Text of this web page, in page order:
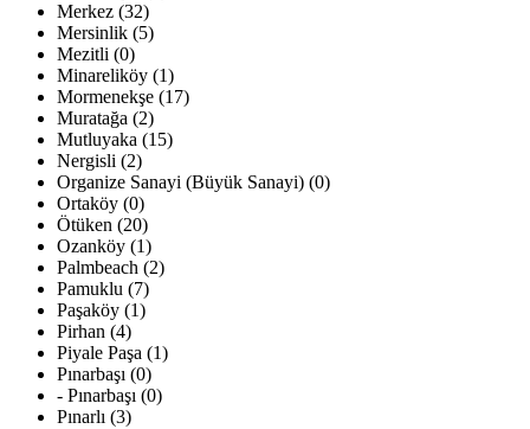
Merkez (32)
Mersinlik (5)
Mezitli (0)
Minareliköy (1)
Mormenekşe (17)
Muratağa (2)
Mutluyaka (15)
Nergisli (2)
Organize Sanayi (Büyük Sanayi) (0)
Ortaköy (0)
Ötüken (20)
Ozanköy (1)
Palmbeach (2)
Pamuklu (7)
Paşaköy (1)
Pirhan (4)
Piyale Paşa (1)
Pınarbaşı (0)
- Pınarbaşı (0)
Pınarlı (3)